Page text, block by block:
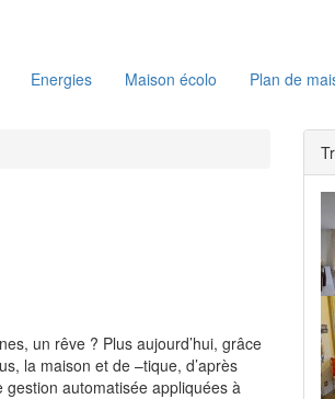
Energies Maison écolo Plan de
un rêve ? Plus aujourd’hui, grâce
la maison et de –tique, d’après
gestion automatisée appliquées à